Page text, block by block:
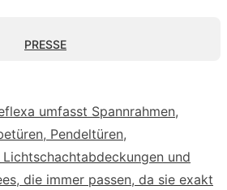
PRESSE
umfasst Spannrahmen,
Pendeltüren,
und
die immer passen, da sie exakt